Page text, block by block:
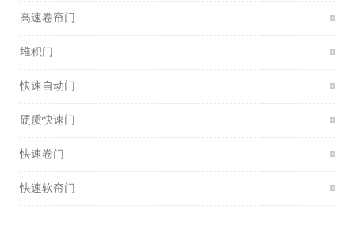
高速卷帘门
堆积门
快速自动门
硬质快速门
快速卷门
快速软帘门